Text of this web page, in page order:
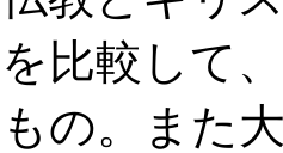
を比較して
もの。また